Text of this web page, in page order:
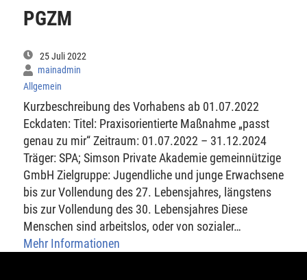
PGZM
25 Juli 2022
mainadmin
Allgemein
Kurzbeschreibung des Vorhabens ab 01.07.2022
Eckdaten: Titel: Praxisorientierte Maßnahme „passt
genau zu mir“ Zeitraum: 01.07.2022 – 31.12.2024
Träger: SPA; Simson Private Akademie gemeinnützige
GmbH Zielgruppe: Jugendliche und junge Erwachsene
bis zur Vollendung des 27. Lebensjahres, längstens
bis zur Vollendung des 30. Lebensjahres Diese
Menschen sind arbeitslos, oder von sozialer…
Mehr Informationen